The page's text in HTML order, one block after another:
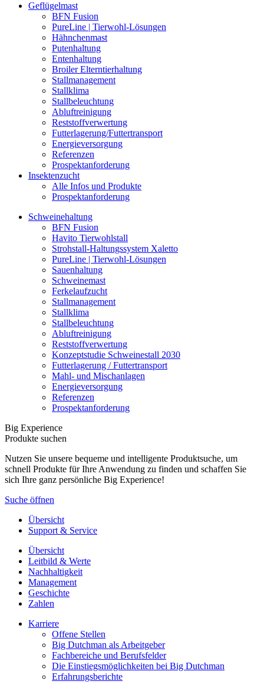
Geflügelmast
BFN Fusion
PureLine | Tierwohl-Lösungen
Hähnchenmast
Putenhaltung
Entenhaltung
Broiler Elterntierhaltung
Stallmanagement
Stallklima
Stallbeleuchtung
Abluftreinigung
Reststoffverwertung
Futterlagerung/Futtertransport
Energieversorgung
Referenzen
Prospektanforderung
Insektenzucht
Alle Infos und Produkte
Prospektanforderung
Schweinehaltung
BFN Fusion
Havito Tierwohlstall
Strohstall-Haltungssystem Xaletto
PureLine | Tierwohl-Lösungen
Sauenhaltung
Schweinemast
Ferkelaufzucht
Stallmanagement
Stallklima
Stallbeleuchtung
Abluftreinigung
Reststoffverwertung
Konzeptstudie Schweinestall 2030
Futterlagerung / Futtertransport
Mahl- und Mischanlagen
Energieversorgung
Referenzen
Prospektanforderung
Big Experience
Produkte suchen
Nutzen Sie unsere bequeme und intelligente Produktsuche, um
schnell Produkte für Ihre Anwendung zu finden und schaffen Sie
sich Ihre ganz persönliche Big Experience!
Suche öffnen
Übersicht
Support & Service
Übersicht
Leitbild & Werte
Nachhaltigkeit
Management
Geschichte
Zahlen
Karriere
Offene Stellen
Big Dutchman als Arbeitgeber
Fachbereiche und Berufsfelder
Die Einstiegsmöglichkeiten bei Big Dutchman
Erfahrungsberichte